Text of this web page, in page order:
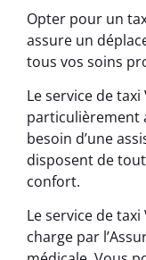
Opter pour un
assure un
tous vos soins
Le service de taxi
particulièrement
besoin d’une
disposent de
confort.
Le service de taxi
charge par